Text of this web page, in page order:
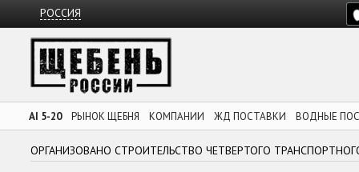
РОССИЯ
AI 5-20 РЫНОК ЩЕБНЯ КОМПАНИИ ЖД ПОСТАВКИ ВОДНЫЕ
ОРГАНИЗОВАНО СТРОИТЕЛЬСТВО ЧЕТВЕРТОГО